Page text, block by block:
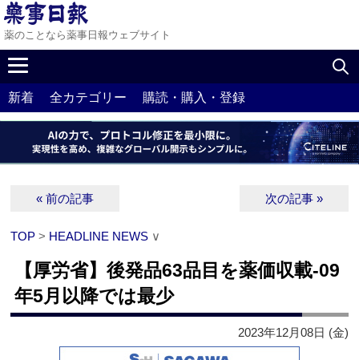
薬のことなら薬事日報ウェブサイト
新着 全カテゴリー 購読・購入・登録
« 前の記事 次の記事 »
TOP > HEADLINE NEWS ∨
【厚労省】後発品63品目を薬価収載‐09
年5月以降では最少
2023年12月08日 (金)